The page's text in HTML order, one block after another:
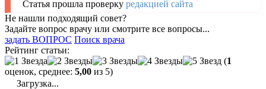
Статья прошла проверку редакцией сайта
Не нашли подходящий совет?
Задайте вопрос врачу или смотрите все вопросы...
задать ВОПРОС Поиск врача
Рейтинг статьи:
(1
оценок, среднее: 5,00 из 5)
Загрузка...